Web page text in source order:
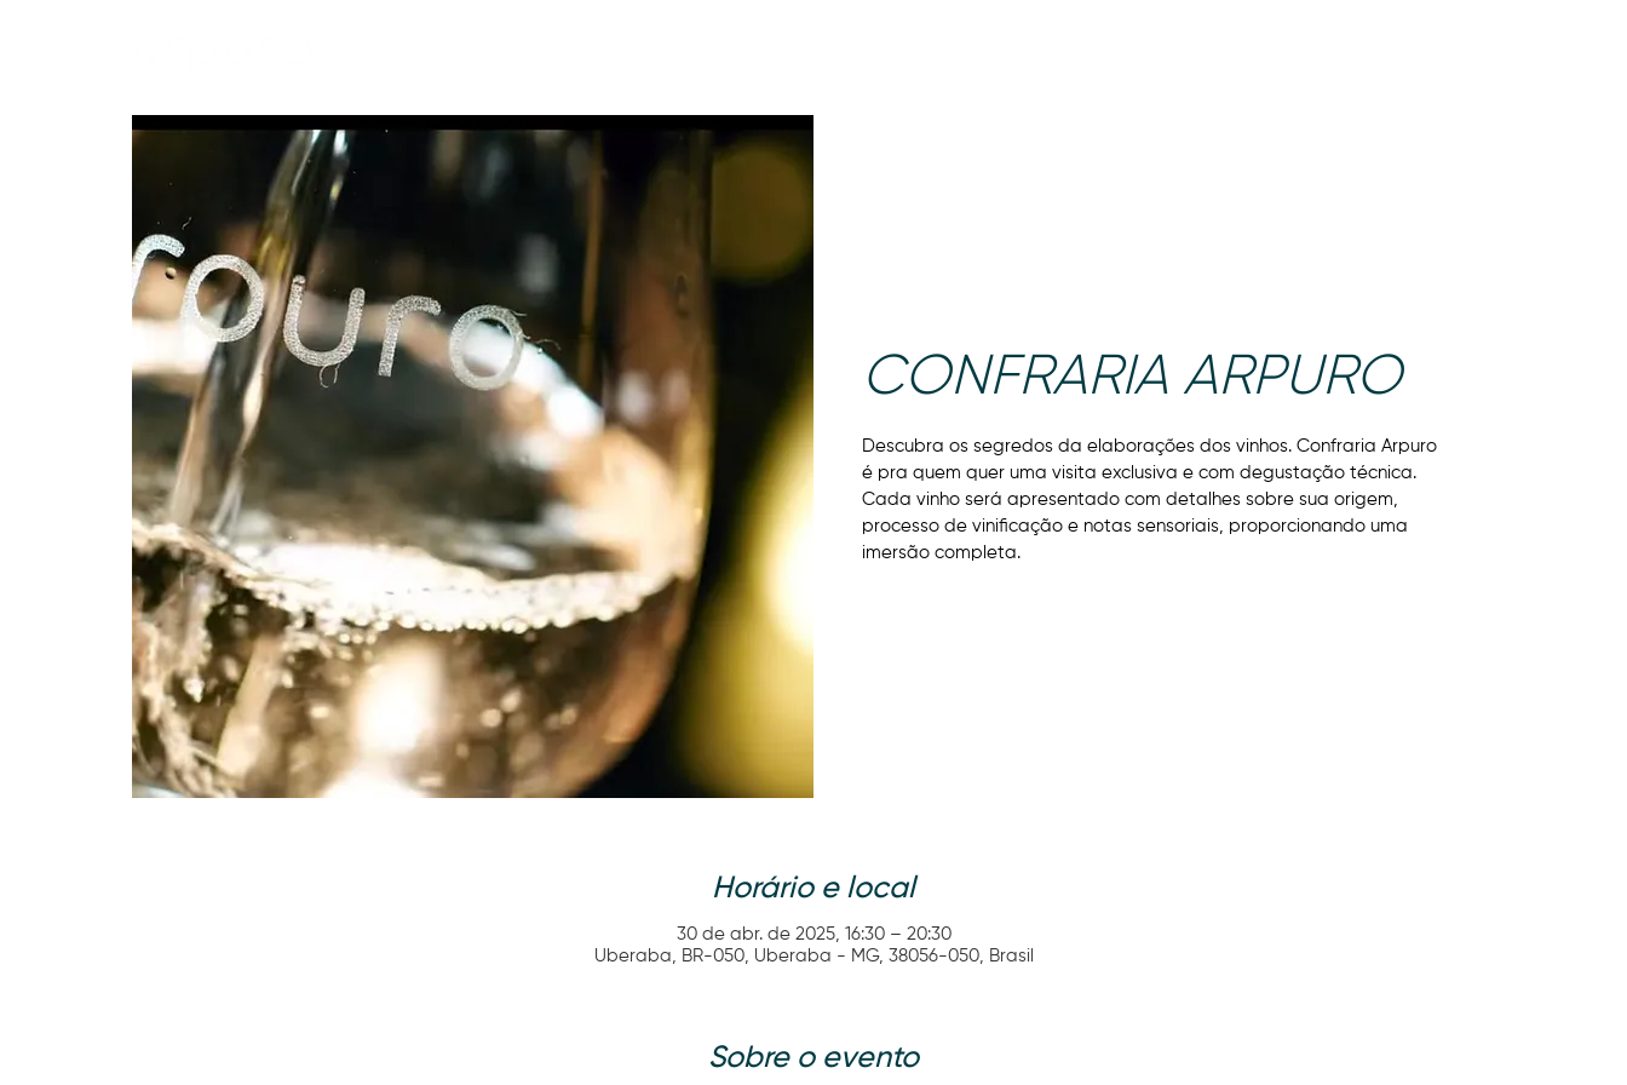
CONFRARIA ARPURO
Descubra os segredos da elaborações dos vinhos. Confraria Arpuro
é pra quem quer uma visita exclusiva e com degustação técnica.
Cada vinho será apresentado com detalhes sobre sua origem,
processo de vinificação e notas sensoriais, proporcionando uma
imersão completa.
Horário e local
30 de abr. de 2025, 16:30 – 20:30
Uberaba, BR-050, Uberaba - MG, 38056-050, Brasil
Sobre o evento